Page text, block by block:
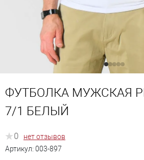
ФУТБОЛКА МУЖСКАЯ
7/1 БЕЛЫЙ
0
нет отзывов
Артикул: 003-897